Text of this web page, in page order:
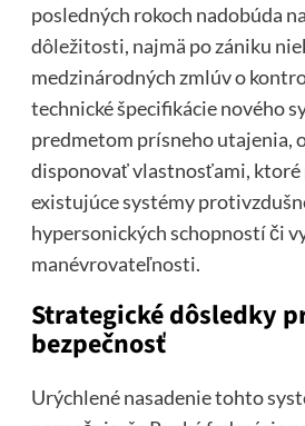
posledných rokoch nadobúda
dôležitosti, najmä po zániku
medzinárodných zmlúv o
technické špecifikácie nového
predmetom prísneho utajenia,
disponovať vlastnosťami, ktoré
existujúce systémy
hypersonických schopností či
manévrovateľnosti.
Strategické dôsledky
bezpečnosť
Urýchlené nasadenie tohto